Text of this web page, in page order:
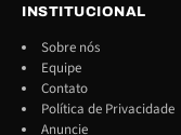
INSTITUCIONAL
Sobre nós
Equipe
Contato
Política de Privacidade
Anuncie